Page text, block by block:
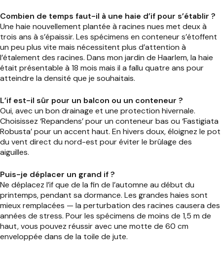
Combien de temps faut-il à une haie d’if pour s’établir ?
Une haie nouvellement plantée à racines nues met deux à
trois ans à s’épaissir. Les spécimens en conteneur s’étoffent
un peu plus vite mais nécessitent plus d’attention à
l’étalement des racines. Dans mon jardin de Haarlem, la haie
était présentable à 18 mois mais il a fallu quatre ans pour
atteindre la densité que je souhaitais.
L’if est-il sûr pour un balcon ou un conteneur ?
Oui, avec un bon drainage et une protection hivernale.
Choisissez ‘Repandens’ pour un conteneur bas ou ‘Fastigiata
Robusta’ pour un accent haut. En hivers doux, éloignez le pot
du vent direct du nord-est pour éviter le brûlage des
aiguilles.
Puis-je déplacer un grand if ?
Ne déplacez l’if que de la fin de l’automne au début du
printemps, pendant sa dormance. Les grandes haies sont
mieux remplacées — la perturbation des racines causera des
années de stress. Pour les spécimens de moins de 1,5 m de
haut, vous pouvez réussir avec une motte de 60 cm
enveloppée dans de la toile de jute.